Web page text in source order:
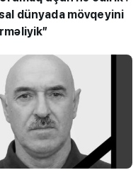
dünyada mövqeyini
icmalı": Qəbul
çatdı,